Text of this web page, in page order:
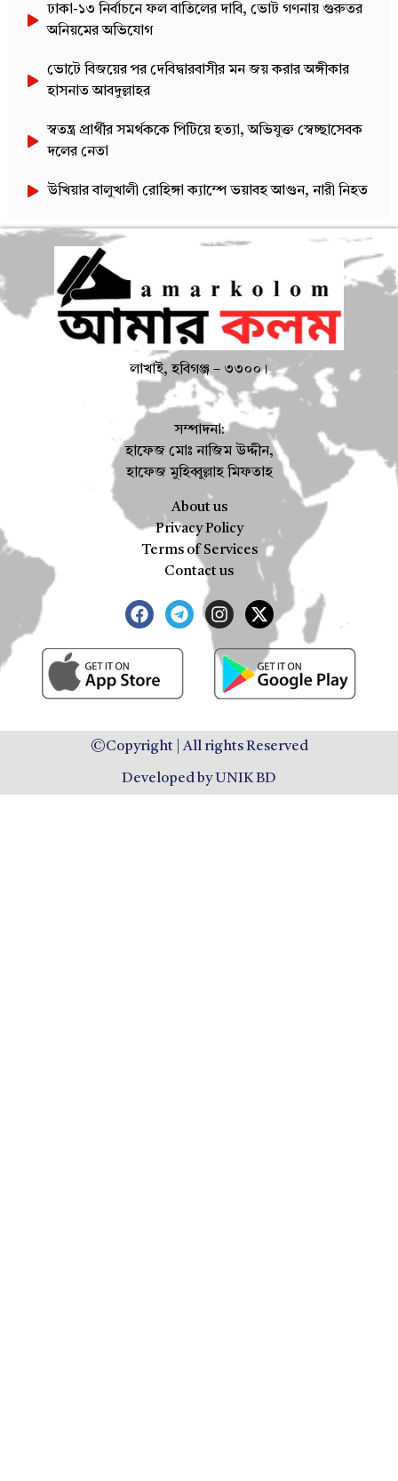
ঢাকা-১৩ নির্বাচনে ফল বাতিলের দাবি, ভোট গণনায় গুরুতর
অনিয়মের অভিযোগ
ভোটে বিজয়ের পর দেবিদ্বারবাসীর মন জয় করার অঙ্গীকার
হাসনাত আবদুল্লাহর
স্বতন্ত্র প্রার্থীর সমর্থককে পিটিয়ে হত্যা, অভিযুক্ত স্বেচ্ছাসেবক
দলের নেতা
উখিয়ার বালুখালী রোহিঙ্গা ক্যাম্পে ভয়াবহ আগুন, নারী নিহত
লাখাই, হবিগঞ্জ – ৩৩০০।
সম্পাদনা:
হাফেজ মোঃ নাজিম উদ্দীন,
হাফেজ মুহিব্বুল্লাহ মিফতাহ
About us
Privacy Policy
Terms of Services
Contact us
©Copyright | All rights Reserved
Developed by UNIK BD